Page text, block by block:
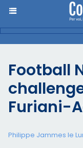
Football
Furiani-
Philippe Jammes le